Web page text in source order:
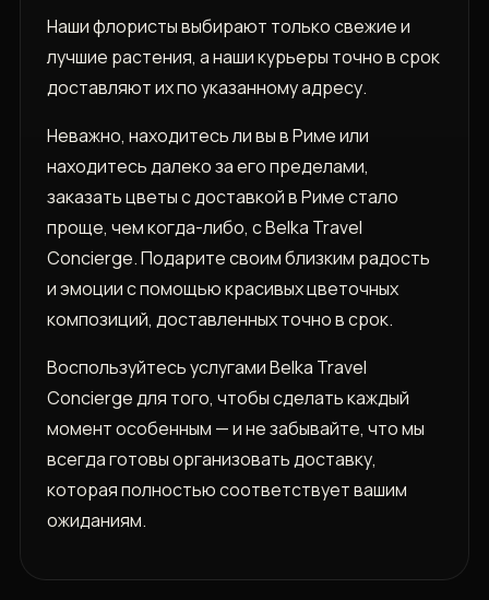
Наши флористы выбирают только свежие и
лучшие растения, а наши курьеры точно в срок
доставляют их по указанному адресу.
Неважно, находитесь ли вы в Риме или
находитесь далеко за его пределами,
заказать цветы с доставкой в Риме стало
проще, чем когда-либо, с Belka Travel
Concierge. Подарите своим близким радость
и эмоции с помощью красивых цветочных
композиций, доставленных точно в срок.
Воспользуйтесь услугами Belka Travel
Concierge для того, чтобы сделать каждый
момент особенным — и не забывайте, что мы
всегда готовы организовать доставку,
которая полностью соответствует вашим
ожиданиям.